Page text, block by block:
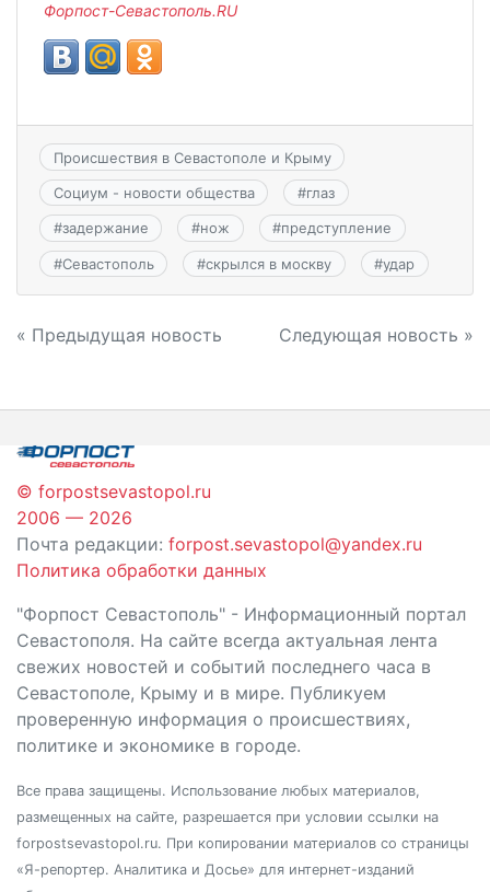
Форпост-Севастополь.RU
Происшествия в Севастополе и Крыму
Социум - новости общества #глаз
#задержание #нож #предступление
#Севастополь #скрылся в москву #удар
Навигация
записям
« Предыдущая новость Следующая новость »
© forpostsevastopol.ru
2006 — 2026
Почта редакции: forpost.sevastopol@yandex.ru
Политика обработки данных
"Форпост Севастополь" - Информационный портал
Севастополя. На сайте всегда актуальная лента
свежих новостей и событий последнего часа в
Севастополе, Крыму и в мире. Публикуем
проверенную информация о происшествиях,
политике и экономике в городе.
Все права защищены. Использование любых материалов,
размещенных на сайте, разрешается при условии ссылки на
forpostsevastopol.ru. При копировании материалов со страницы
«Я-репортер. Аналитика и Досье» для интернет-изданий